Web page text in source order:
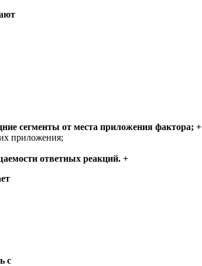
сегменты от места приложения фактора; +
приложения;
ответных реакций. +
с